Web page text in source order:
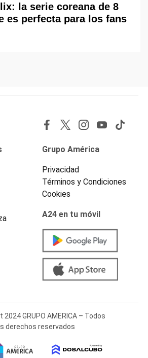
la serie coreana de 8
es perfecta para los fans
Grupo América
Privacidad
Términos y Condiciones
Cookies
A24 en tu móvil
GRUPO AMERICA – Todos
derechos reservados